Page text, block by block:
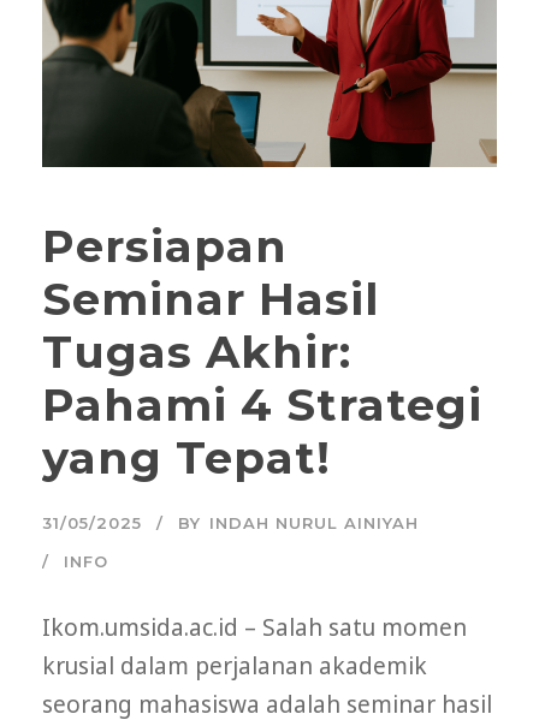
Persiapan
Seminar Hasil
Tugas Akhir:
Pahami 4 Strategi
yang Tepat!
31/05/2025 BY INDAH NURUL AINIYAH
INFO
Ikom.umsida.ac.id – Salah satu momen
krusial dalam perjalanan akademik
seorang mahasiswa adalah seminar hasil